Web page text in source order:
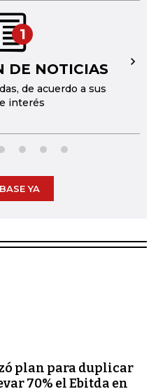
1
DE NOTICIAS
de acuerdo a sus
interés
→
YA
plan para duplicar
70% el Ebitda en